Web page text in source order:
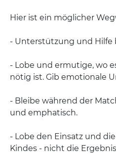
Hier ist ein möglicher
- Unterstützung und Hilfe
- Lobe und ermutige, wo
nötig ist. Gib emotionale
- Bleibe während der
und emphatisch.
- Lobe den Einsatz und
Kindes - nicht die